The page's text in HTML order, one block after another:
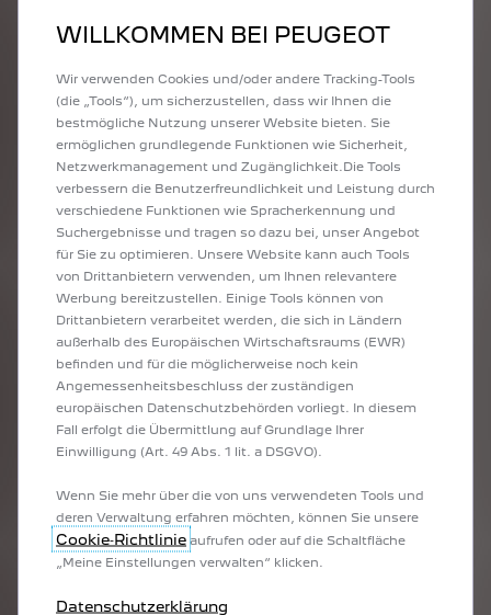
ses griffes" ("205, die Legende fährt ihre Krallen aus") getragen
worden, der ein ehemaliger Mitarbeiter des PEUGEOT Werks in
Sochaux, Frankreich, war. Bei jeder Fahrt denkt er mit
besonderem Stolz an seinen Ahnen zurück. Es hat viele solcher
berührender Geschichten gegeben, denn hunderte Besitzer
haben das unvergessliche Jubiläum mit uns gefeiert. Ob wir sie
in 10 Jahren wiedersehen werden?
"Warum nicht?", hat Charles Colpin vom Club 205 geantwortet,
der die Veranstaltung organisiert hatte. Er ist begeistert vom
Erfolg dieses legendären Jubiläums, das er und sein Team ein
Jahr lang geplant hatten.
WUSSTEN SIE BREITS …
WILLKOMMEN BEI PEUGEOT
Wir verwenden Cookies und/oder andere Tracking-Tools
(die „Tools“), um sicherzustellen, dass wir Ihnen die
bestmögliche Nutzung unserer Website bieten. Sie
ermöglichen grundlegende Funktionen wie Sicherheit,
Netzwerkmanagement und Zugänglichkeit.Die Tools
verbessern die Benutzerfreundlichkeit und Leistung durch
verschiedene Funktionen wie Spracherkennung und
Suchergebnisse und tragen so dazu bei, unser Angebot
für Sie zu optimieren. Unsere Website kann auch Tools
von Drittanbietern verwenden, um Ihnen relevantere
Werbung bereitzustellen. Einige Tools können von
Drittanbietern verarbeitet werden, die sich in Ländern
außerhalb des Europäischen Wirtschaftsraums (EWR)
befinden und für die möglicherweise noch kein
Angemessenheitsbeschluss der zuständigen
europäischen Datenschutzbehörden vorliegt. In diesem
Fall erfolgt die Übermittlung auf Grundlage Ihrer
Einwilligung (Art. 49 Abs. 1 lit. a DSGVO).
Wenn Sie mehr über die von uns verwendeten Tools und
deren Verwaltung erfahren möchten, können Sie unsere
Cookie‑Richtlinie aufrufen oder auf die Schaltfläche
„Meine Einstellungen verwalten“ klicken.
Datenschutzerklärung